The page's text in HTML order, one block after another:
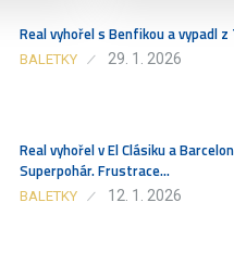
Real vyhořel s Benfikou a vypadl z
BALETKY 29. 1. 2026
Real vyhořel v El Clásiku a
Superpohár. Frustrace…
BALETKY 12. 1. 2026